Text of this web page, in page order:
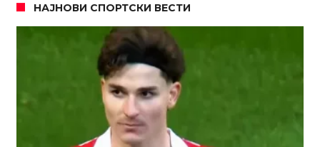
НАЈНОВИ СПОРТСКИ ВЕСТИ